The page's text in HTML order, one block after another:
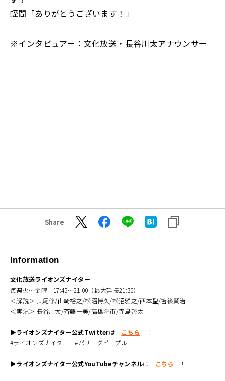
蛭間「ありがとうございます！」
※インタビュアー：文化放送・長谷川太アナウンサー
Share
Information
文化放送ライオンズナイター
毎週火～金曜 17:45～21:00（最大延長21:30）
＜解説＞ 東尾修/山崎裕之/松沼博久/松沼雅之/西本聖/笘篠賢治
＜実況＞ 長谷川太/斉藤一美/高橋将市/寺島啓太
▶ライオンズナイター公式Twitterは こちら ！
#ライオンズナイター #パリーグピープル
▶ライオンズナイター公式YouTubeチャンネルは こちら ！